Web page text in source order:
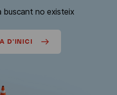
buscant no existeix
D'INICI